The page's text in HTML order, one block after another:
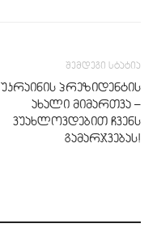
შემდეგი სტატია
უკრაინის პრეზიდენტის
ახალი მიმართვა –
ვუახლოვდებით ჩვენს
გამარჯვებას!